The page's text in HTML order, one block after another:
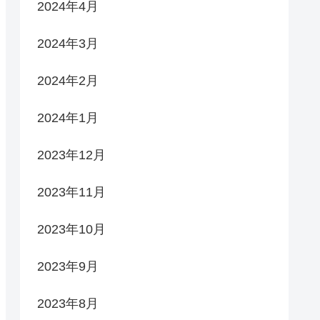
2024年4月
2024年3月
2024年2月
2024年1月
2023年12月
2023年11月
2023年10月
2023年9月
2023年8月